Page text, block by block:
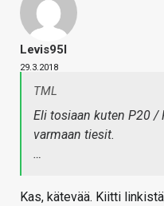
Levis95l
29.3.2018
TML
Eli tosiaan kuten P20 /
varmaan tiesit.
…
Kas, kätevää. Kiitti